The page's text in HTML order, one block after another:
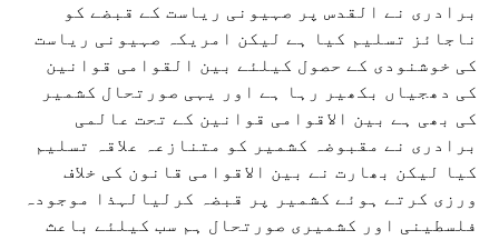
برادری نے القدس پر صہیونی ریاست کے قبضے کو
ناجائز تسلیم کیا ہے لیکن امریکہ صہیونی ریاست
کی خوشنودی کے حصول کیلئے بین القوامی قوانین
کی دھجیاں بکھیر رہا ہے اور یہی صورتحال کشمیر
کی بھی ہے بین الاقوامی قوانین کے تحت عالمی
برادری نے مقبوضہ کشمیر کو متنازعہ علاقہ تسلیم
کیا لیکن بھارت نے بین الاقوامی قانون کی خلاف
ورزی کرتے ہوئے کشمیر پر قبضہ کرلیالہذا موجودہ
فلسطینی اور کشمیری صورتحال ہم سب کیلئے باعث